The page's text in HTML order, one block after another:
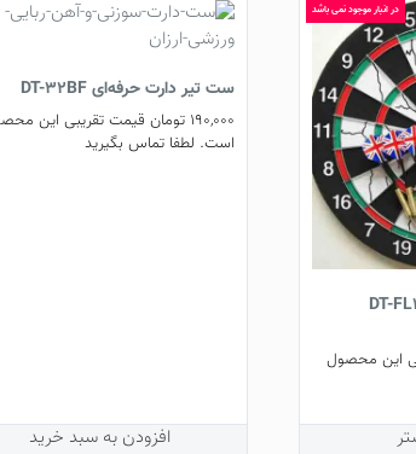
در انبار موجود نمی باشد
این محصول
ست تیر دارت حرفه‌ای DT-32BF
190,000 تومانقیمت تقریبی این
است. لطفا تماس بگیرید
افزودن به سبد خرید